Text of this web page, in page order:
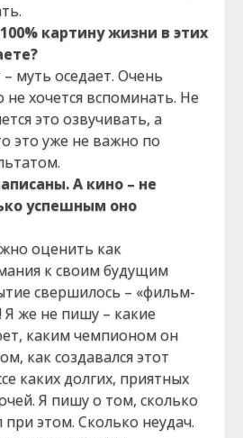
картину жизни в этих
муть оседает. Очень
не хочется вспоминать. Не
это озвучивать, а
это уже не важно по
А кино – не
успешным оно
оценить как
к своим будущим
свершилось – «фильм-
Я же не пишу – какие
каким чемпионом он
как создавался этот
каких долгих, приятных
Я пишу о том, сколько
этом. Сколько неудач.